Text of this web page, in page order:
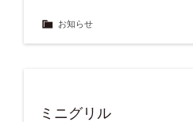
お知らせ
ミニグリル